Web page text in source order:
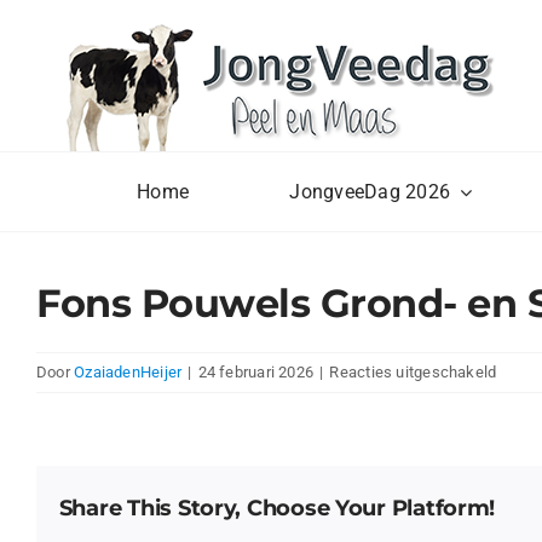
Home JongveeDag 2026
Fons Pouwels Grond- en
DoorOzaiadenHeijer | 24 februari 2026 | Reacties uitgeschakeldvoor
Share This Story, Choose Your Platform!